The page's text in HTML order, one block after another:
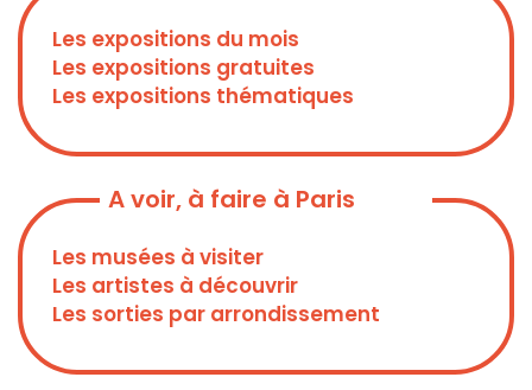
Les expositions du mois
Les expositions gratuites
Les expositions thématiques
A voir, à faire à Paris
Les musées à visiter
Les artistes à découvrir
Les sorties par arrondissement